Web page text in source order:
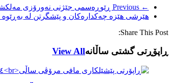
← Previous
ڕێوڕەسمی جێژنی نەورۆزی
هێرشی هێزە چەکدارەکان و پێشگرتن لە
Share This Post:
ڕاپۆڕتی گشتی ساڵانهView All